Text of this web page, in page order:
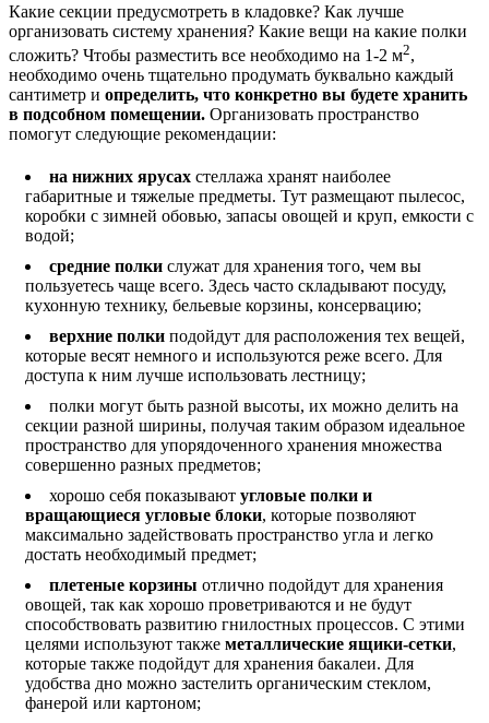
Какие секции предусмотреть в кладовке? Как лучше
организовать систему хранения? Какие вещи на какие полки
сложить? Чтобы разместить все необходимо на 1-2 м2,
необходимо очень тщательно продумать буквально каждый
сантиметр и определить, что конкретно вы будете хранить
в подсобном помещении. Организовать пространство
помогут следующие рекомендации:
на нижних ярусах стеллажа хранят наиболее
габаритные и тяжелые предметы. Тут размещают пылесос,
коробки с зимней обовью, запасы овощей и круп, емкости с
водой;
средние полки служат для хранения того, чем вы
пользуетесь чаще всего. Здесь часто складывают посуду,
кухонную технику, бельевые корзины, консервацию;
верхние полки подойдут для расположения тех вещей,
которые весят немного и используются реже всего. Для
доступа к ним лучше использовать лестницу;
полки могут быть разной высоты, их можно делить на
секции разной ширины, получая таким образом идеальное
пространство для упорядоченного хранения множества
совершенно разных предметов;
хорошо себя показывают угловые полки и
вращающиеся угловые блоки, которые позволяют
максимально задействовать пространство угла и легко
достать необходимый предмет;
плетеные корзины отлично подойдут для хранения
овощей, так как хорошо проветриваются и не будут
способствовать развитию гнилостных процессов. С этими
целями используют также металлические ящики-сетки,
которые также подойдут для хранения бакалеи. Для
удобства дно можно застелить органическим стеклом,
фанерой или картоном;